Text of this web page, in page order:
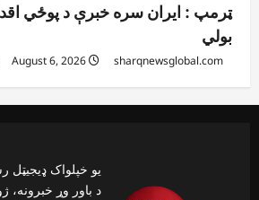
ټرمپ : ایران سره خبرې د پوځي
بولي
sharqnewsglobal.com
یو خپلواک ډیجیټل
د باور وړ خبرونه،